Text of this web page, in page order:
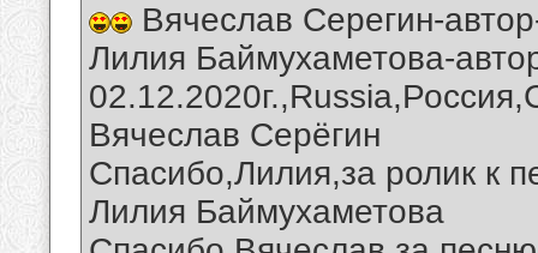
Вячеслав Серегин-
Лилия Баймухаметова-
Вячеслав Серёгин
Спасибо,Лилия,за ролик к
Лилия Баймухаметова